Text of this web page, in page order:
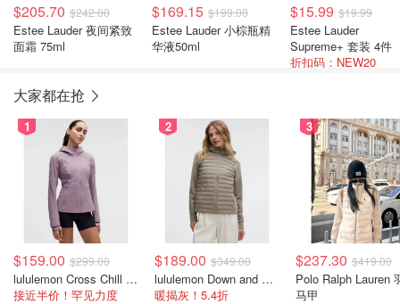
$205.70 $242.00
Estee Lauder 夜间紧致
面霜 75ml
$169.15 $199.00
Estee Lauder 小棕瓶精
华液50ml
$15.99 $19.99
Estee Lauder
Supreme+ 套装 4件
折扣码：NEW20
大家都在抢
1
$159.00 $299.00
lululemon Cross Chill 女士运动外套
接近半价！罕见力度
2
$189.00 $349.00
lululemon Down and Around 羽绒夹克
暖揭灰！5.4折
3
$237.30 $419.00
Polo Ralph Lauren
马甲